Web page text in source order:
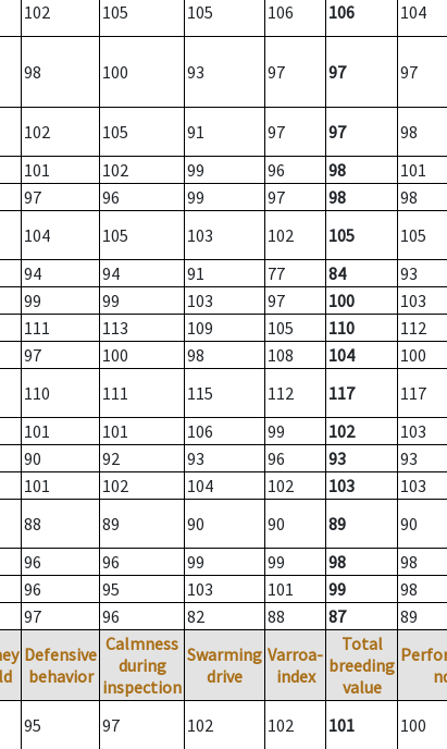
102 105 105 106 106 104
98 100 93 97 97 97
102 105 91 97 97
98
101 102 99 96 98
101
97 96 99 97 98
98
104 105 103 102 105
105
94 94 91 77 84
93
99 99 103 97 100
103
111 113 109 105 110
112
97 100 98 108 104
100
110 111 115 112 117
117
101 101 106 99 102
103
90 92 93 96 93
93
101 102 104 102 103
103
88 89 90 90 89
90
96 96 99 99 98
98
96 95 103 101 99
98
97 96 82 88 87 89
Defensive
behavior
Calmness
during
inspection
Swarming
drive
Varroa-
index
Total
breeding
value
95 97 102 102 101 100